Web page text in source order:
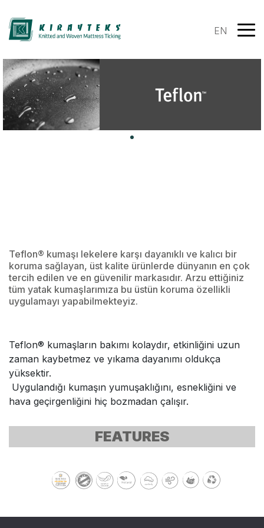
EN
Teflon® kumaşı lekelere karşı dayanıklı ve kalıcı bir
koruma sağlayan, üst kalite ürünlerde dünyanın en çok
tercih edilen ve en güvenilir markasıdır. Arzu ettiğiniz
tüm yatak kumaşlarımıza bu üstün koruma özellikli
uygulamayı yapabilmekteyiz.
Teflon® kumaşların bakımı kolaydır, etkinliğini uzun
zaman kaybetmez ve yıkama dayanımı oldukça
yüksektir.
Uygulandığı kumaşın yumuşaklığını, esnekliğini ve
hava geçirgenliğini hiç bozmadan çalışır.
FEATURES